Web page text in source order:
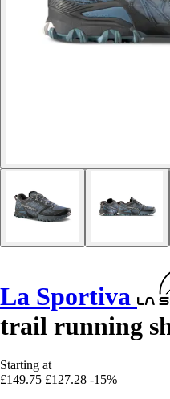
La Sportiva
trail running
Starting at
£149.75 £127.28 -15%